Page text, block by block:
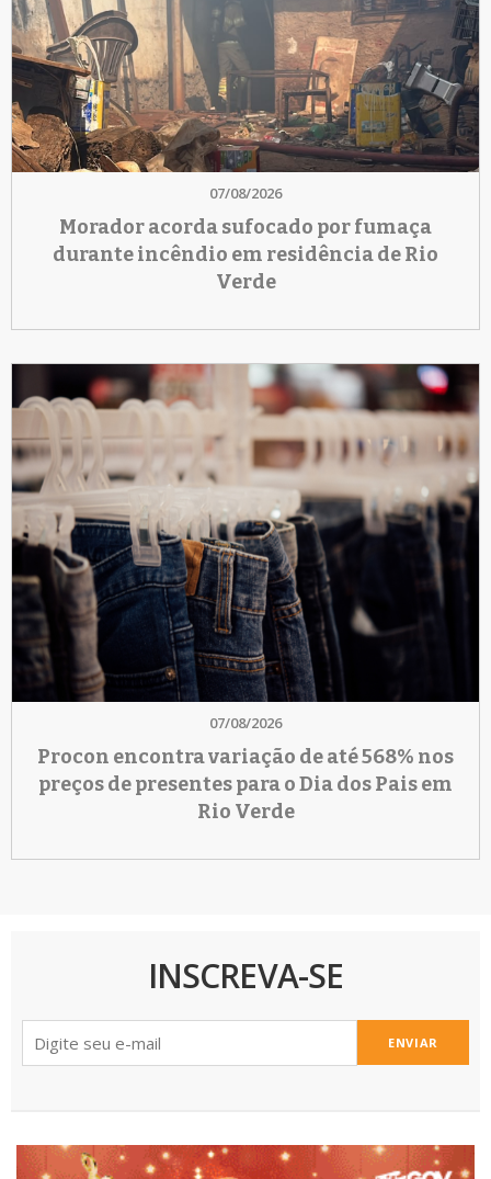
07/08/2026
Morador acorda sufocado por fumaça
durante incêndio em residência de Rio
Verde
07/08/2026
Procon encontra variação de até 568% nos
preços de presentes para o Dia dos Pais em
Rio Verde
INSCREVA-SE
ENVIAR